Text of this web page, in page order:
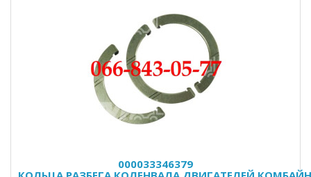
000033346379